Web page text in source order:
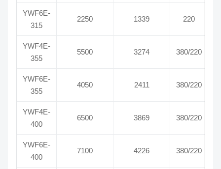
YWF6E-
315
2250 1339 220
YWF4E-
355
5500 3274 380/220
YWF6E-
355
4050 2411 380/220
YWF4E-
400
6500 3869 380/220
YWF6E-
400
7100 4226 380/220